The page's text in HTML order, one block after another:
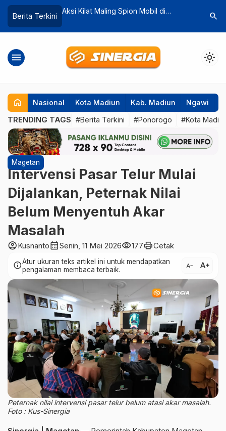
Berita Terkini
DPRD Ponorogo Minta Evakuasi
Warga Wagir Kidul Terisolasi
Tiga
di
search
menu light_mode
home Nasional Kota Madiun Kab. Madiun Ngawi
TRENDING TAGS #Berita Terkini #Ponorogo #Kota
Magetan
Intervensi Pasar Telur Mulai
Dijalankan, Peternak Nilai
Belum Menyentuh Akar
Masalah
account_circleKusnantocalendar_monthSenin, 11 Mei 2026visibility177printCetak
infoAtur ukuran teks artikel ini untuk mendapatkan
pengalaman membaca terbaik.
text_decrease text_increase
Peternak nilai intervensi pasar telur belum atasi akar masalah.
Foto : Kus-Sinergia